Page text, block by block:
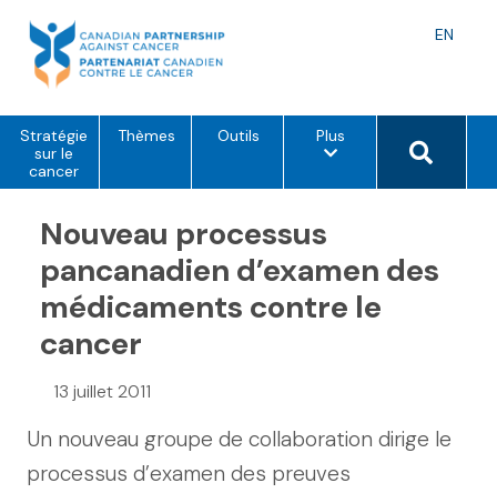
content
EN
Stratégie
sur le
cancer
Thèmes Outils Pluso
i
e
m
e
Search
Nouveau processus
pancanadien d’examen des
médicaments contre le
cancer
13 juillet 2011
Un nouveau groupe de collaboration dirige le
processus d’examen des preuves